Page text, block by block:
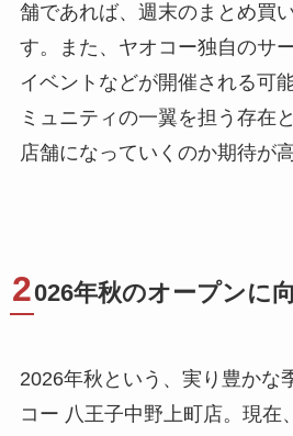
舗であれば、週末のまとめ買
す。また、ヤオコー独自のサ
イベントなどが開催される可
ミュニティの一翼を担う存在
店舗になっていくのか期待が
2026年秋のオープンに
2026年秋という、実り豊かな
コー 八王子中野上町店。現在